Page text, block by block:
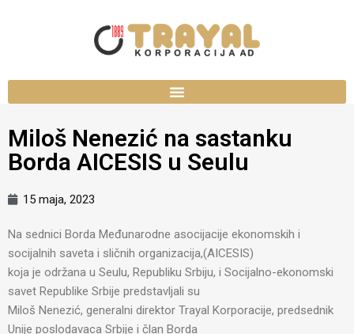
Miloš Nenezić na sastanku
Borda AICESIS u Seulu
15 maja, 2023
Na sednici Borda Međunarodne asocijacije ekonomskih i
socijalnih saveta i sličnih organizacija,(AICESIS)
koja je održana u Seulu, Republiku Srbiju, i Socijalno-ekonomski
savet Republike Srbije predstavljali su
Miloš Nenezić, generalni direktor Trayal Korporacije, predsednik
Unije poslodavaca Srbije i član Borda